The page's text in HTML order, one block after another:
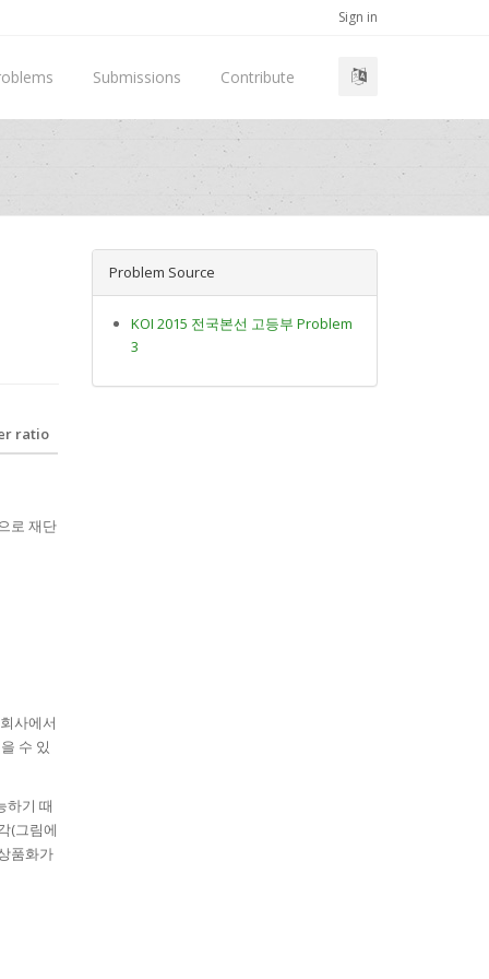
Sign in
Submissions Contribute
ratio
로 재단
사에서
수 있
하기 때
(그림에
품화가
Problem Source
KOI 2015 전국본선 고등부 Problem
3